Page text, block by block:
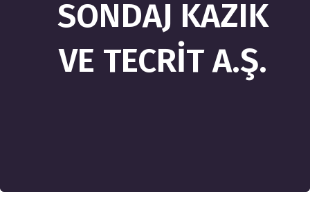
SONDAJ KAZIK
VE TECRİT A.Ş.